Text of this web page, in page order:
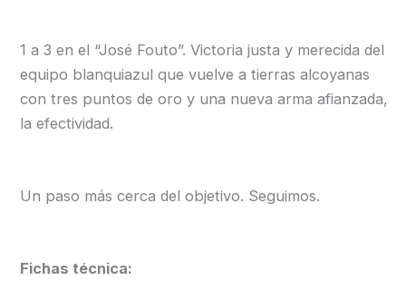
1 a 3 en el “José Fouto”. Victoria justa y merecida del
equipo blanquiazul que vuelve a tierras alcoyanas
con tres puntos de oro y una nueva arma afianzada,
la efectividad.
Un paso más cerca del objetivo. Seguimos.
Fichas técnica: